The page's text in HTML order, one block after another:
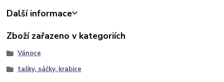
Další informace
Zboží zařazeno v kategoriích
Vánoce
tašky, sáčky, krabice